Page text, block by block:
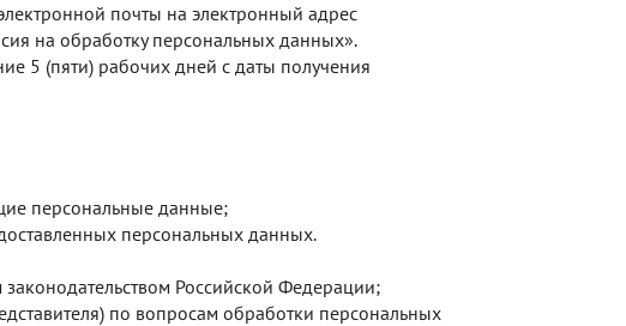
почты на электронный адрес
на обработку персональных данных».
5 (пяти) рабочих дней с даты получения
персональные данные;
персональных данных.
Российской Федерации;
по вопросам обработки персональных